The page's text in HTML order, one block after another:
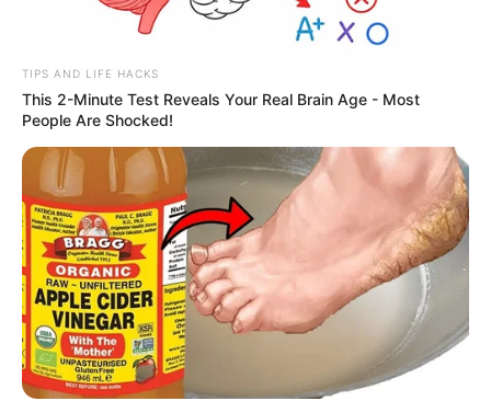
TIPS AND LIFE HACKS
This 2-Minute Test Reveals Your Real Brain Age - Most
People Are Shocked!